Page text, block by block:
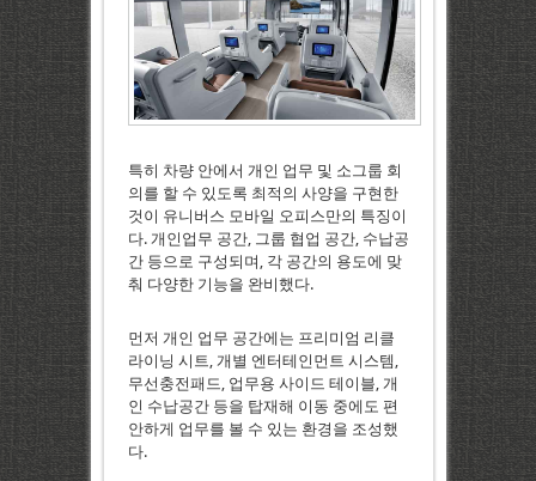
특히 차량 안에서 개인 업무 및 소그룹 회
의를 할 수 있도록 최적의 사양을 구현한
것이 유니버스 모바일 오피스만의 특징이
다. 개인업무 공간, 그룹 협업 공간, 수납공
간 등으로 구성되며, 각 공간의 용도에 맞
춰 다양한 기능을 완비했다.
먼저 개인 업무 공간에는 프리미엄 리클
라이닝 시트, 개별 엔터테인먼트 시스템,
무선충전패드, 업무용 사이드 테이블, 개
인 수납공간 등을 탑재해 이동 중에도 편
안하게 업무를 볼 수 있는 환경을 조성했
다.